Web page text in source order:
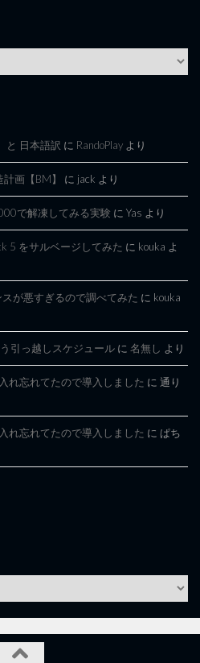
と 日本語訳 に RandoPlay より
画【BM】 に jack より
で解凍してみる実験 に Yas より
5 をサルベージしてみた に kouka よ
が悪すぎるので調べてみた に kouka
引っ越しスケジュール に 名無し より
れ忘れてたので導入しました に 通り
れ忘れてたので導入しました に ぱち